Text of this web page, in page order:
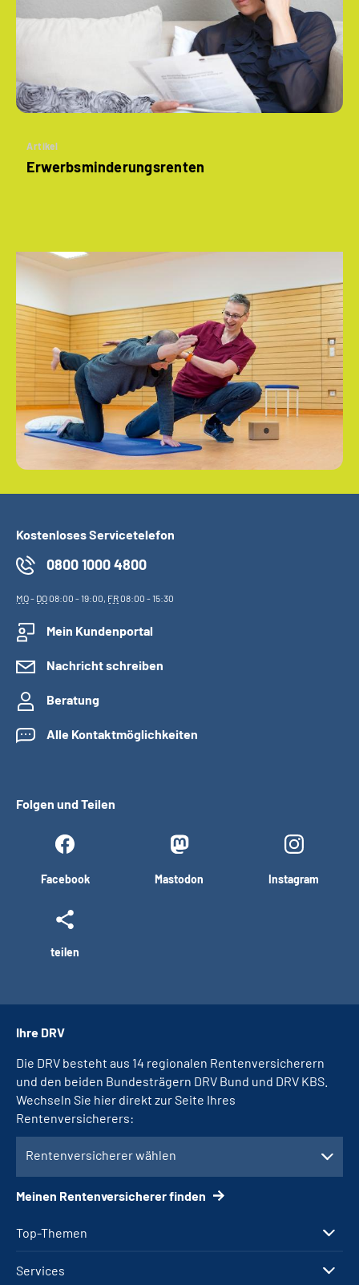
Artikel
­Erwerbsminderungs­renten
Kostenloses Servicetelefon
0800 1000 4800
MO- DO08:00 - 19:00, FR08:00 - 15:30
Mein Kundenportal
Nachricht schreiben
Beratung
Alle Kontaktmöglichkeiten
Folgen und Teilen
Facebook Mastodon Instagram
teilen
Top-Themen
Services
Ihre DRV
Die DRV besteht aus 14 regionalen Rentenversicherern
und den beiden Bundesträgern DRV Bund und DRV KBS.
Wechseln Sie hier direkt zur Seite Ihres
Rentenversicherers:
Rentenversicherer wählen
Meinen Rentenversicherer finden